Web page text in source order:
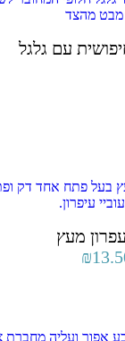
עם גלגל
מעץ
₪